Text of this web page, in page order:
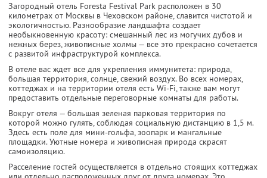
Загородный отель Foresta Festival Park расположен в 30
километрах от Москвы в Чеховском районе, славится чистотой и
экологичностью. Разнообразие ландшафта создает
необыкновенную красоту: смешанный лес из могучих дубов и
нежных берез, живописные холмы — все это прекрасно сочетается
с развитой инфраструктурой комплекса.
В отеле вас ждет все для укрепления иммунитета: природа,
большая территория, солнце, свежий воздух. Во всех номерах,
коттеджах и на территории отеля есть Wi-Fi, также вам могут
предоставить отдельные переговорные комнаты для работы.
Вокруг отеля — большая зеленая парковая территория по
которой можно гулять, соблюдая социальную дистанцию в 1,5 м.
Здесь есть поле для мини-гольфа, зоопарк и мангальные
площадки. Уютные номера и живописная природа скрасят
самоизоляцию.
Расселение гостей осуществляется в отдельно стоящих коттеджах